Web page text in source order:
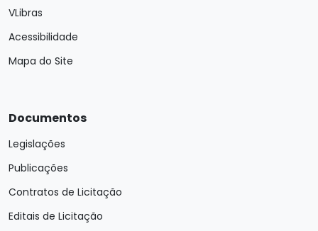
VLibras
Acessibilidade
Mapa do Site
Documentos
Legislações
Publicações
Contratos de Licitação
Editais de Licitação